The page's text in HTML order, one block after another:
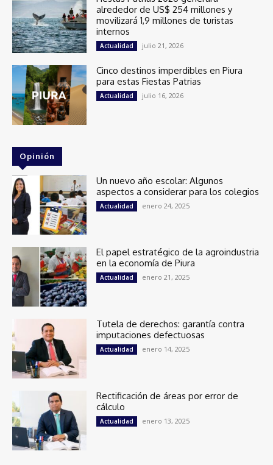
alrededor de US$ 254 millones y
movilizará 1,9 millones de turistas
internos
Actualidad julio 21, 2026
Cinco destinos imperdibles en Piura
para estas Fiestas Patrias
Actualidad julio 16, 2026
Opinión
Un nuevo año escolar: Algunos
aspectos a considerar para los colegios
Actualidad enero 24, 2025
El papel estratégico de la agroindustria
en la economía de Piura
Actualidad enero 21, 2025
Tutela de derechos: garantía contra
imputaciones defectuosas
Actualidad enero 14, 2025
Rectificación de áreas por error de
cálculo
Actualidad enero 13, 2025